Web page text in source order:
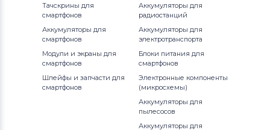
Тачскрины для
смартфонов
Аккумуляторы для
смартфонов
Модули и экраны для
смартфонов
Шлейфы и запчасти для
смартфонов
Аккумуляторы для
радиостанций
Аккумуляторы для
электротранспорта
Блоки питания для
смартфонов
Электронные компоненты
(микросхемы)
Аккумуляторы для
пылесосов
Аккумуляторы для